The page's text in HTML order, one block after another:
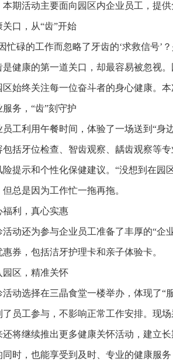
本期活动主要面向园区内企业员工，提
口，从“齿”开始
忙碌的工作而忽略了牙齿的‘求救信号’
是健康的第一道关口，却最容易被忽视
始终关注每一位奋斗者的身心健康。
服务，“齿”刻守护
员工利用午餐时间，体验了一场送到“
包括牙位检查、智齿观察、龋齿观察等
提示和个性化保健建议。 “没想到在园
总是因为工作忙一拖再拖。
福利，真心实惠
活动还为参与企业员工准备了丰厚的“企
券，包括洁牙护理卡和亲子体验卡。
园区，精准关怀
活动选择在三晶食堂一楼举办，体现了“
员工参与，不影响正常工作安排。 现
还将继续推出更多健康关怀活动，建立
同时，也能享受到及时、专业的健康服